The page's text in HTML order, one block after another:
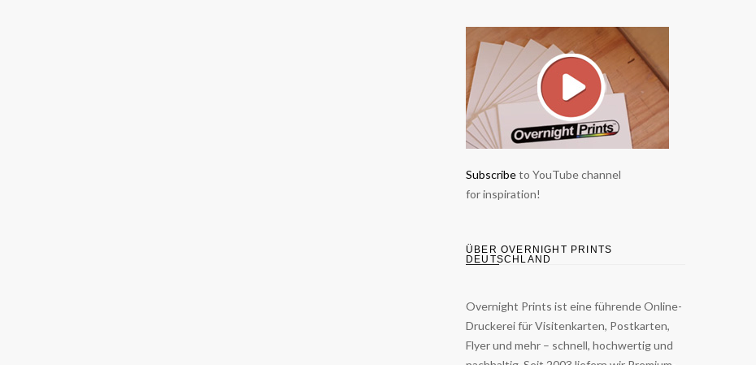
Subscribeto YouTube channel
for inspiration!
ÜBER OVERNIGHT PRINTS
DEUTSCHLAND
Overnight Prints ist eine führende Online-
Druckerei für Visitenkarten, Postkarten,
Flyer und mehr – schnell, hochwertig und